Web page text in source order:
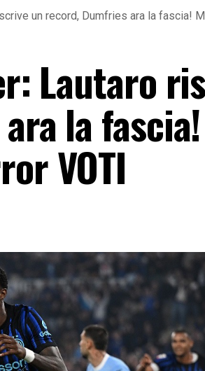
un record, Dumfries ara la fascia!
Lautaro
la
VOTI